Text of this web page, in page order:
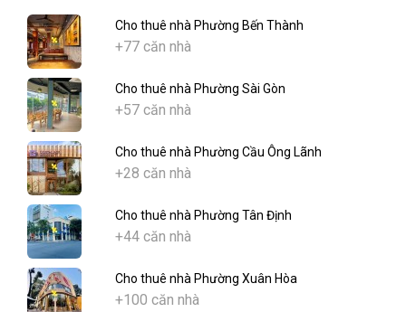
Cho thuê nhà Phường Bến Thành
+77 căn nhà
Cho thuê nhà Phường Sài Gòn
+57 căn nhà
Cho thuê nhà Phường Cầu Ông Lãnh
+28 căn nhà
Cho thuê nhà Phường Tân Định
+44 căn nhà
Cho thuê nhà Phường Xuân Hòa
+100 căn nhà